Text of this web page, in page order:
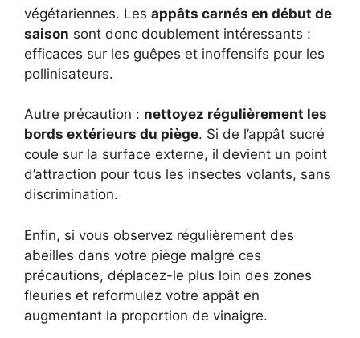
végétariennes. Les appâts carnés en début de
saison sont donc doublement intéressants :
efficaces sur les guêpes et inoffensifs pour les
pollinisateurs.
Autre précaution : nettoyez régulièrement les
bords extérieurs du piège. Si de l’appât sucré
coule sur la surface externe, il devient un point
d’attraction pour tous les insectes volants, sans
discrimination.
Enfin, si vous observez régulièrement des
abeilles dans votre piège malgré ces
précautions, déplacez-le plus loin des zones
fleuries et reformulez votre appât en
augmentant la proportion de vinaigre.